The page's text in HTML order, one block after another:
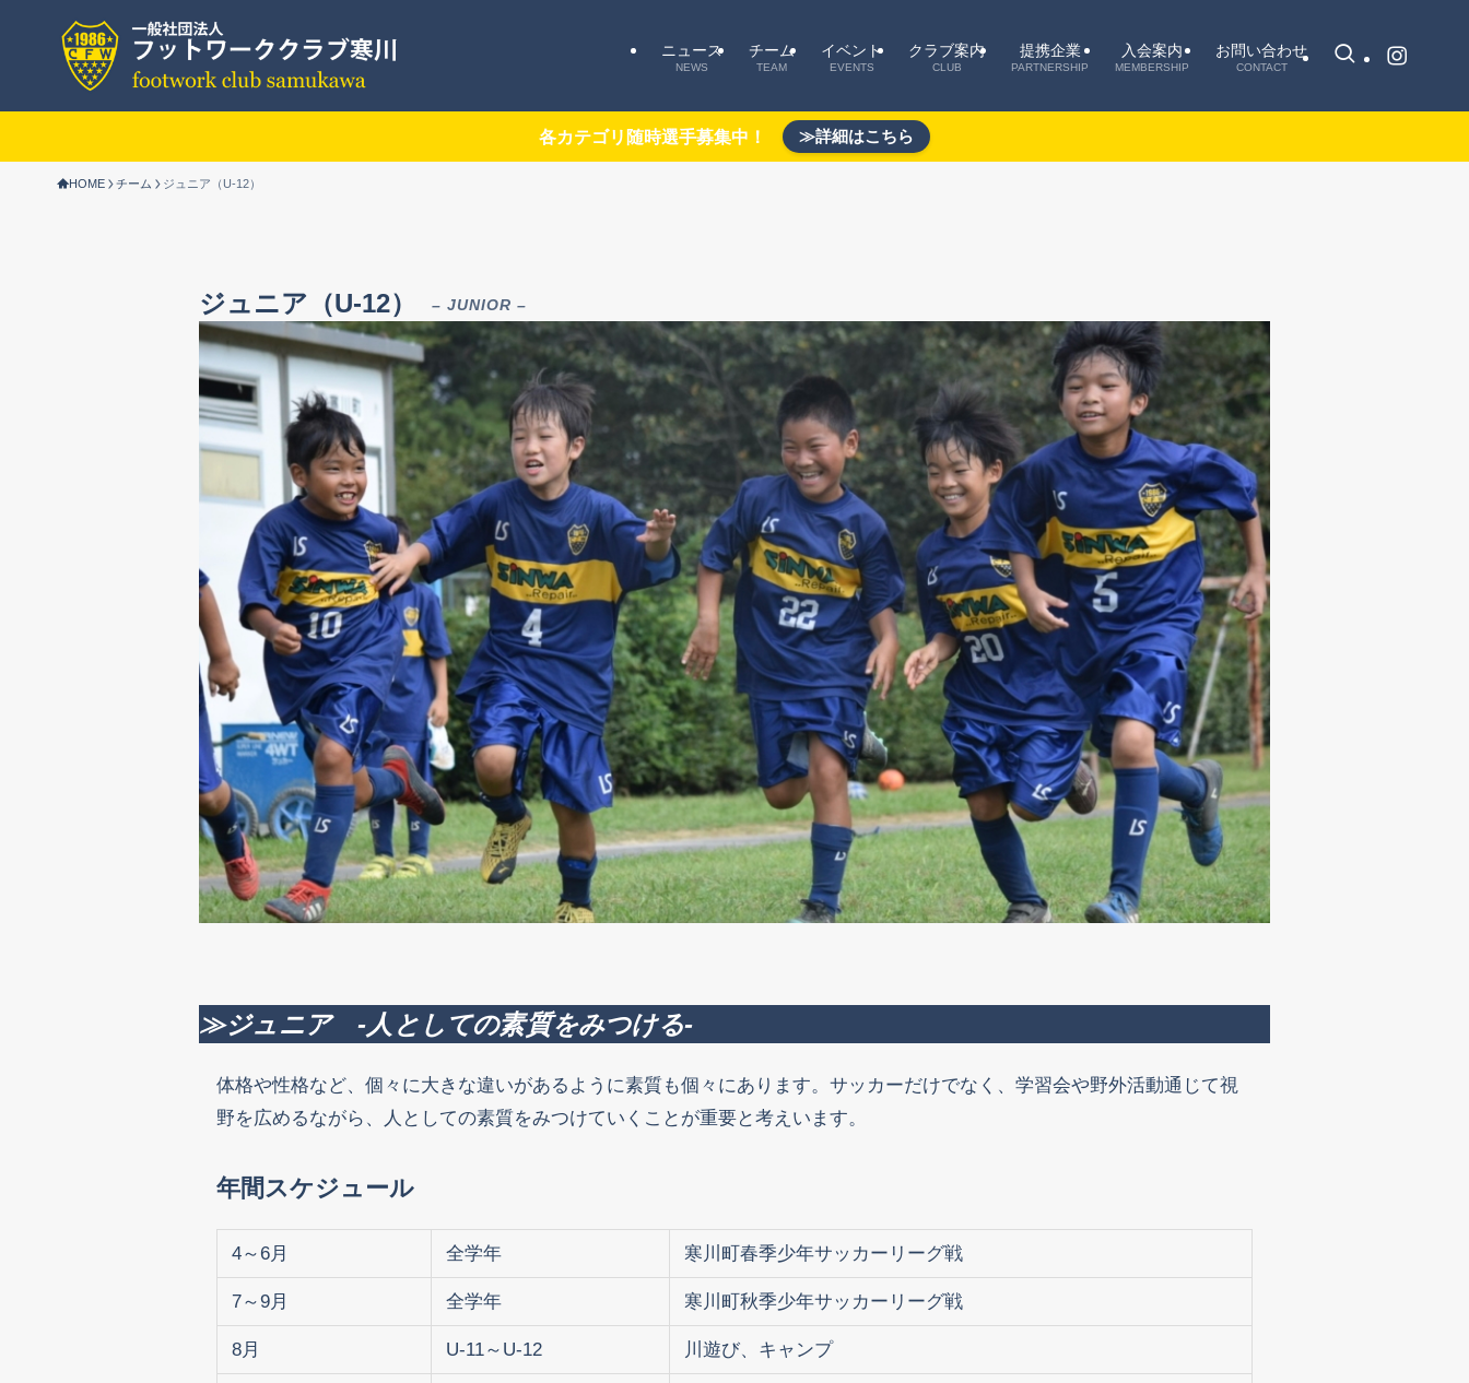
ニュース
NEWS
チーム
TEAM
イベント
EVENTS
クラブ案内
CLUB
提携企業
PARTNERSHIP
入会案内
MEMBERSHIP
お問い合わせ
CONTACT
各カテゴリ随時選手募集中！ ≫詳細はこちら
HOME チーム ジュニア（U-12）
ジュニア（U-12） – JUNIOR –
≫ジュニア -人としての素質をみつける-
体格や性格など、個々に大きな違いがあるように素質も個々にあります。サッカーだけでなく、学習会や野外活動通じて視
野を広めるながら、人としての素質をみつけていくことが重要と考えいます。
年間スケジュール
4～6月 全学年 寒川町春季少年サッカーリーグ戦
7～9月 全学年 寒川町秋季少年サッカーリーグ戦
8月 U-11～U-12 川遊び、キャンプ